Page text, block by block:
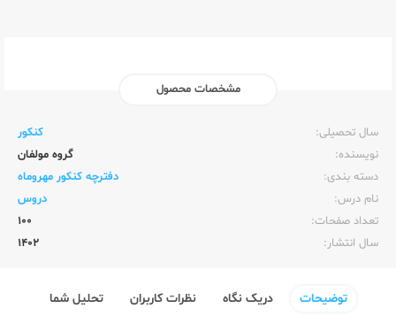
مشخصات محصول
سال تحصیلی:‌
کنکور
نویسنده:‌
گروه مولفان
دسته بندی:
دفترچه کنکور مهروماه
نام درس:
دروس
تعداد صفحات:‌
100
سال انتشار:‌
1402
توضیحات دریک نگاه نظرات کاربران تحلیل شما